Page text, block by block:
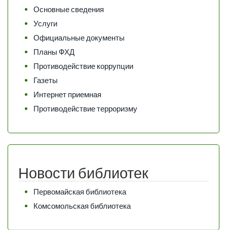
Основные сведения
Услуги
Официальные документы
Планы ФХД
Противодействие коррупции
Газеты
Интернет приемная
Противодействие терроризму
Новости библиотек
Первомайская библиотека
Комсомольская библиотека